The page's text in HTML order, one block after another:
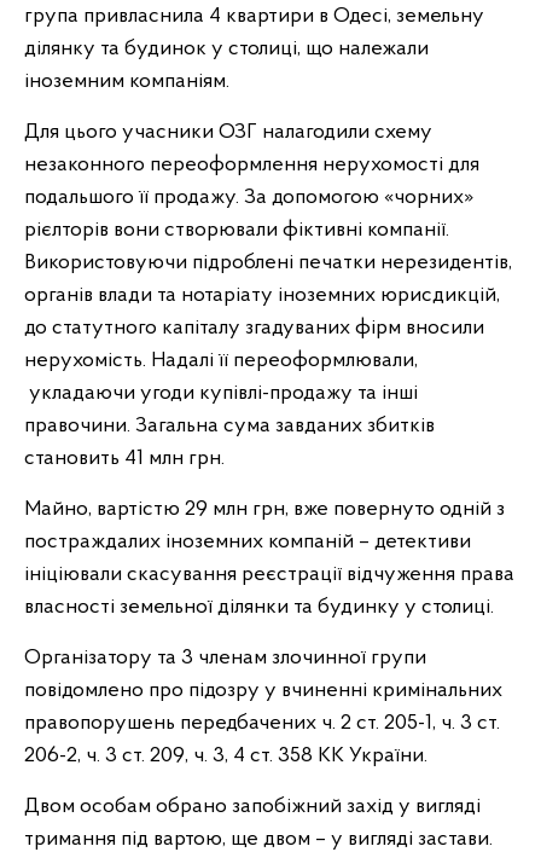
група привласнила 4 квартири в Одесі, земельну
ділянку та будинок у столиці, що належали
іноземним компаніям.
Для цього учасники ОЗГ налагодили схему
незаконного переоформлення нерухомості для
подальшого її продажу. За допомогою «чорних»
рієлторів вони створювали фіктивні компанії.
Використовуючи підроблені печатки нерезидентів,
органів влади та нотаріату іноземних юрисдикцій,
до статутного капіталу згадуваних фірм вносили
нерухомість. Надалі її переоформлювали,
укладаючи угоди купівлі-продажу та інші
правочини. Загальна сума завданих збитків
становить 41 млн грн.
Майно, вартістю 29 млн грн, вже повернуто одній з
постраждалих іноземних компаній – детективи
ініціювали скасування реєстрації відчуження права
власності земельної ділянки та будинку у столиці.
Організатору та 3 членам злочинної групи
повідомлено про підозру у вчиненні кримінальних
правопорушень передбачених ч. 2 ст. 205-1, ч. 3 ст.
206-2, ч. 3 ст. 209, ч. 3, 4 ст. 358 КК України.
Двом особам обрано запобіжний захід у вигляді
тримання під вартою, ще двом – у вигляді застави.